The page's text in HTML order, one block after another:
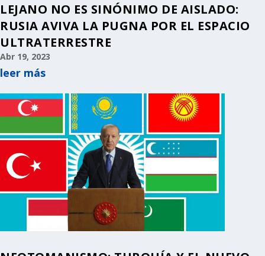
LEJANO NO ES SINÓNIMO DE AISLADO:
RUSIA AVIVA LA PUGNA POR EL ESPACIO
ULTRATERRESTRE
Abr 19, 2023
leer más